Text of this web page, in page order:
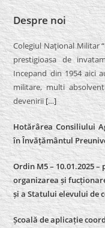
Despre noi
Colegiul Naţional Militar
prestigioasa de
Incepand din 1954 aici
militare, multi
devenirii[…]
Hotărârea Consiliului
în Învățământul
Ordin M5 – 10.01.2025
organizarea și
și a Statului elevului de
Școală de aplicație